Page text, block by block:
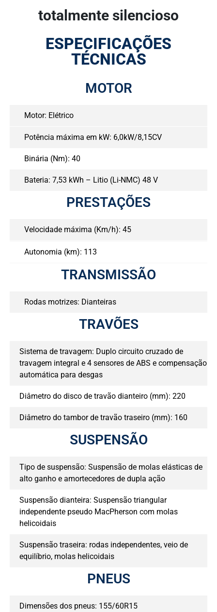
totalmente silencioso
ESPECIFICAÇÕES
TÉCNICAS
MOTOR
Motor: Elétrico
Potência máxima em kW: 6,0kW/8,15CV
Binária (Nm): 40
Bateria: 7,53 kWh – Litio (Li-NMC) 48 V
PRESTAÇÕES
Velocidade máxima (Km/h): 45
Autonomia (km): 113
TRANSMISSÃO
Rodas motrizes: Dianteiras
TRAVÕES
Sistema de travagem: Duplo circuito cruzado de
travagem integral e 4 sensores de ABS e compensação
automática para desgas
Diâmetro do disco de travão dianteiro (mm): 220
Diâmetro do tambor de travão traseiro (mm): 160
SUSPENSÃO
Tipo de suspensão: Suspensão de molas elásticas de
alto ganho e amortecedores de dupla ação
Suspensão dianteira: Suspensão triangular
independente pseudo MacPherson com molas
helicoidais
Suspensão traseira: rodas independentes, veio de
equilíbrio, molas helicoidais
PNEUS
Dimensões dos pneus: 155/60R15